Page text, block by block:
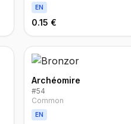
EN
0.15 €
Archéomire
#54
Common
EN